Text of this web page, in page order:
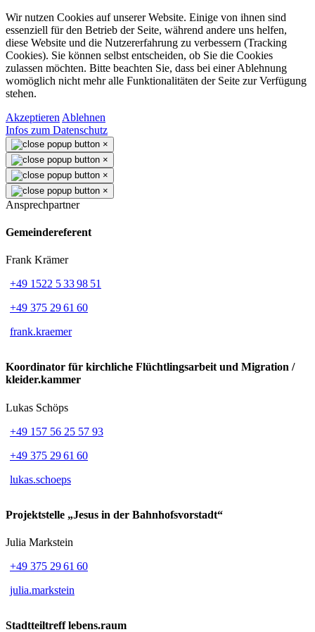
Wir nutzen Cookies auf unserer Website. Einige von ihnen sind
essenziell für den Betrieb der Seite, während andere uns helfen,
diese Website und die Nutzererfahrung zu verbessern (Tracking
Cookies). Sie können selbst entscheiden, ob Sie die Cookies
zulassen möchten. Bitte beachten Sie, dass bei einer Ablehnung
womöglich nicht mehr alle Funktionalitäten der Seite zur Verfügung
stehen.
Akzeptieren Ablehnen
Infos zum Datenschutz
×
×
×
×
Ansprechpartner
Gemeindereferent
Frank Krämer
+49 1522 5 33 98 51
+49 375 29 61 60
frank.kraemer
Koordinator für kirchliche Flüchtlingsarbeit und Migration /
kleider.kammer
Lukas Schöps
+49 157 56 25 57 93
+49 375 29 61 60
lukas.schoeps
Projektstelle „Jesus in der Bahnhofsvorstadt“
Julia Markstein
+49 375 29 61 60
julia.markstein
Stadtteiltreff lebens.raum